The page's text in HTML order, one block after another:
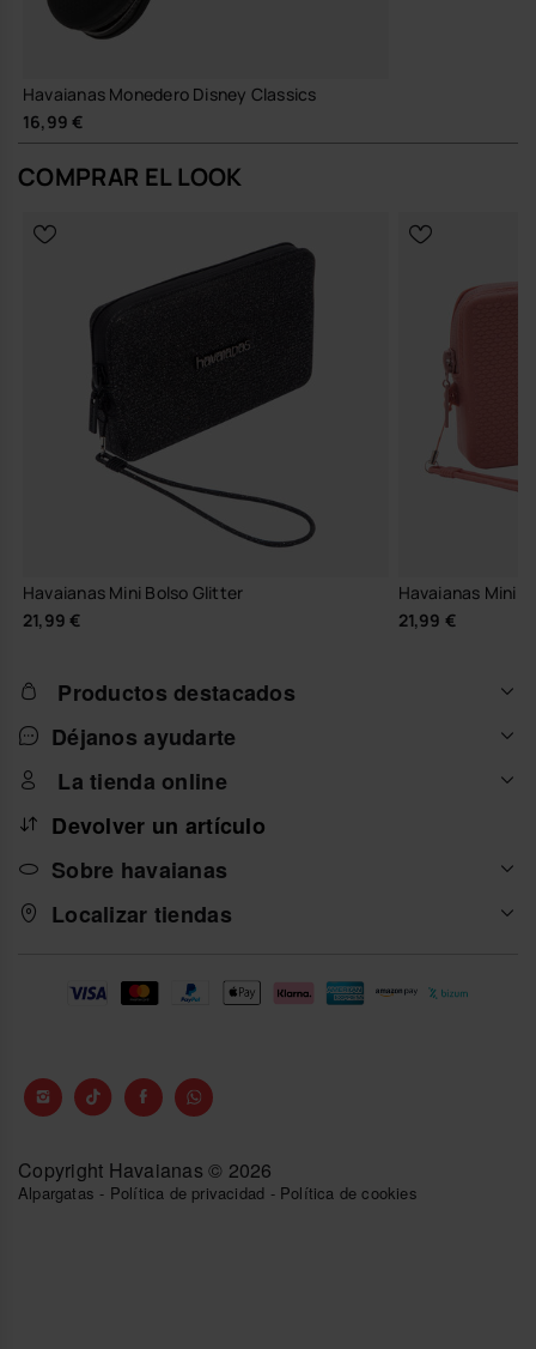
Havaianas Monedero Disney Classics
16,99 €
COMPRAR EL LOOK
Havaianas Mini Bolso Glitter
21,99 €
Havaianas Mini
21,99 €
Productos destacados
Déjanos ayudarte
La tienda online
Devolver un artículo
Sobre havaianas
Localizar tiendas
Copyright Havaianas © 2026
Alpargatas - Política de privacidad - Política de cookies